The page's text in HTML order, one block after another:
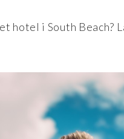
hotel i South Beach?